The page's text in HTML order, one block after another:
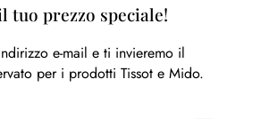
tuo prezzo speciale!
e-mail e ti invieremo il
per i prodotti Tissot e Mido.